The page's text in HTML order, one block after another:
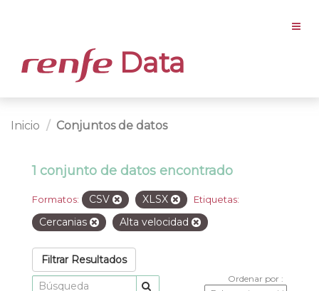
Data
Inicio Conjuntos de datos
1 conjunto de datos encontrado
Formatos: CSV XLSX Etiquetas:
Cercanias Alta velocidad
Filtrar Resultados
Ordenar por